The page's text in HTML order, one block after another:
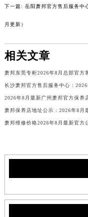
下一篇: 岳阳萧邦官方售后服务中
月更新）
相关文章